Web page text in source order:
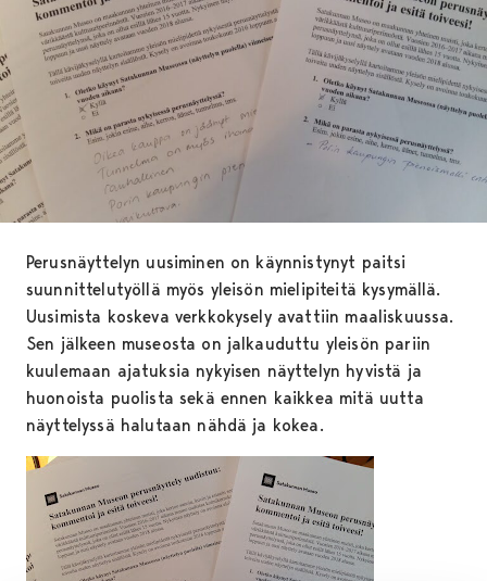
Perusnäyttelyn uusiminen on käynnistynyt paitsi
suunnittelutyöllä myös yleisön mielipiteitä kysymällä.
Uusimista koskeva verkkokysely avattiin maaliskuussa.
Sen jälkeen museosta on jalkauduttu yleisön pariin
kuulemaan ajatuksia nykyisen näyttelyn hyvistä ja
huonoista puolista sekä ennen kaikkea mitä uutta
näyttelyssä halutaan nähdä ja kokea.